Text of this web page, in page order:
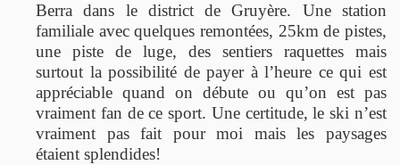
Berra dans le district de Gruyère. Une station
familiale avec quelques remontées, 25km de pistes,
une piste de luge, des sentiers raquettes mais
surtout la possibilité de payer à l’heure ce qui est
appréciable quand on débute ou qu’on est pas
vraiment fan de ce sport. Une certitude, le ski n’est
vraiment pas fait pour moi mais les paysages
étaient splendides!